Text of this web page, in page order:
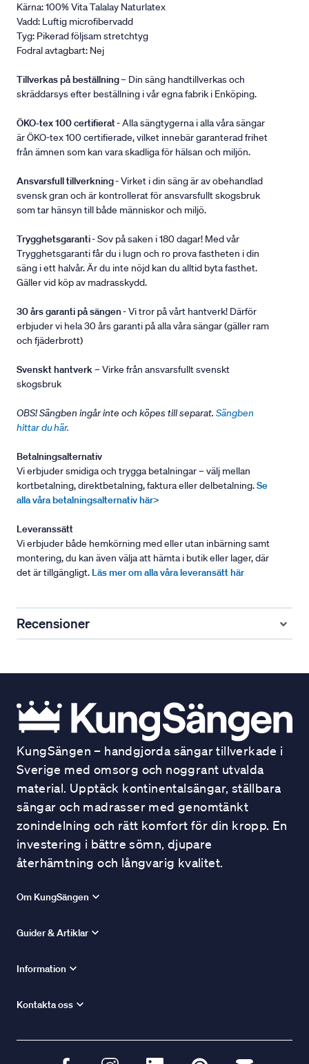
Kärna: 100% Vita Talalay Naturlatex
Vadd: Luftig microfibervadd
Tyg: Pikerad följsam stretchtyg
Fodral avtagbart: Nej
Tillverkas på beställning– Din säng handtillverkas och
skräddarsys efter beställning i vår egna fabrik i Enköping.
ÖKO-tex 100 certifierat- Alla sängtygerna i alla våra sängar
är ÖKO-tex 100 certifierade, vilket innebär garanterad frihet
från ämnen som kan vara skadliga för hälsan och miljön.
Ansvarsfull tillverkning- Virket i din säng är av obehandlad
svensk gran och är kontrollerat för ansvarsfullt skogsbruk
som tar hänsyn till både människor och miljö.
Trygghetsgaranti- Sov på saken i 180 dagar! Med vår
Trygghetsgaranti får du i lugn och ro prova fastheten i din
säng i ett halvår. Är du inte nöjd kan du alltid byta fasthet.
Gäller vid köp av madrasskydd.
30 års garanti på sängen- Vi tror på vårt hantverk! Därför
erbjuder vi hela 30 års garanti på alla våra sängar (gäller ram
och fjäderbrott)
Svenskt hantverk– Virke från ansvarsfullt svenskt
skogsbruk
OBS! Sängben ingår inte och köpes till separat. Sängben
hittar du här.
Betalningsalternativ
Vi erbjuder smidiga och trygga betalningar – välj mellan
kortbetalning, direktbetalning, faktura eller delbetalning.Se
alla våra betalningsalternativ här>
Leveranssätt
Vi erbjuder både hemkörning med eller utan inbärning samt
montering, du kan även välja att hämta i butik eller lager, där
det är tillgängligt. Läs mer om alla våra leveransätt här
Recensioner
KungSängen – handgjorda sängar tillverkade i
Sverige med omsorg och noggrant utvalda
material. Upptäck kontinentalsängar, ställbara
sängar och madrasser med genomtänkt
zonindelning och rätt komfort för din kropp. En
investering i bättre sömn, djupare
återhämtning och långvarig kvalitet.
Om KungSängen
Guider & Artiklar
Information
Kontakta oss